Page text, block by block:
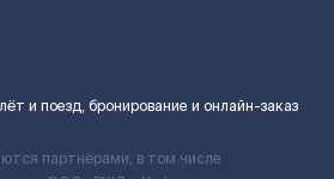
и поезд, бронирование и онлайн-заказ
партнёрами, в том числе